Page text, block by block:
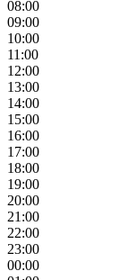
08:00
09:00
10:00
11:00
12:00
13:00
14:00
15:00
16:00
17:00
18:00
19:00
20:00
21:00
22:00
23:00
00:00